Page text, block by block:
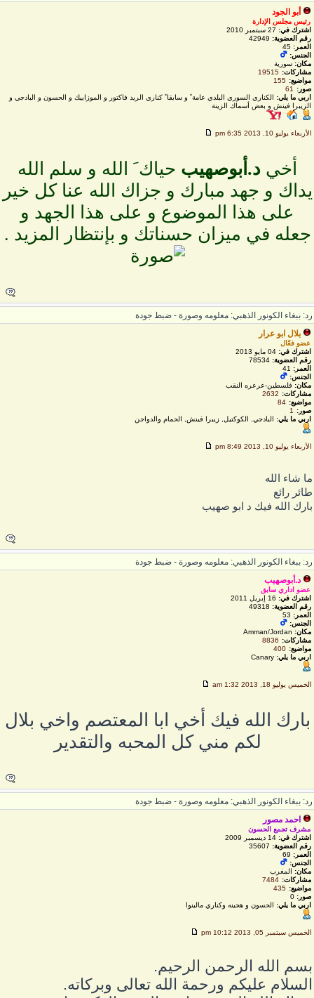
أبو الجود
رئيس مجلس الإدارة
اشترك في:27 سبتمبر 2010
رقم العضوية:42949
العمر: 45
الجنس:
مكان:سورية
مشاركات:
19515
مواضيع:
155
صور:
61
اربي ما يلي:الكناري السوري البلدي عامة ً و سابقا ً كناري الريد فاكتور و الموزاييك و الحسون و البادجي و
الزيبرا فينش و بعض أسماك الزينة
الأربعاء يوليو 10, 2013 6:35 pm
أخي د.أبوصهيبحياك َ الله و سلم الله
و جهد مبارك و جزاك الله عنا كل خير
على هذا الموضوع و على هذا الجهد و
جعله في ميزان حسناتك و بإنتظار المزيد .
ببغاء الكونور الذهبي: معلومه وصورة - ضبط جودة
بلال ابو عرار
عضو فعّال
اشترك في:04 مايو 2013
رقم العضوية:78534
العمر: 41
الجنس:
مكان:فلسطين-عرعره النقب
مشاركات:
2632
مواضيع:
84
صور:
اربي ما يلي:البادجي, الكوكتيل, زيبرا فينش, الحمام والدواجن
الأربعاء يوليو 10, 2013 8:49 pm
شاء الله
رائع
الله فيك د ابو صهيب
ببغاء الكونور الذهبي: معلومه وصورة - ضبط جودة
د.أبوصهيب
عضو اداري سابق
اشترك في:16 إبريل 2011
رقم العضوية:49318
العمر: 53
الجنس:
مكان:Amman/Jordan
مشاركات:
8836
مواضيع:
400
اربي ما يلي:Canary
الخميس يوليو 18, 2013 1:32 am
بارك الله فيك أخي ابا المعتصم واخي بلال
لكم مني كل المحبه والتقدير
ببغاء الكونور الذهبي: معلومه وصورة - ضبط جودة
احمد مصور
مشرف تجمع الحسون
اشترك في:14 ديسمبر 2009
رقم العضوية:35607
العمر: 69
الجنس:
مكان:المغرب
مشاركات:
7484
مواضيع:
435
صور: 0
اربي ما يلي:الحسون و هجينه وكناري مالينوا
الخميس سبتمبر 05, 2013 10:12 pm
الله الرحمن الرحيم.
عليكم ورحمة الله تعالى وبركاته.